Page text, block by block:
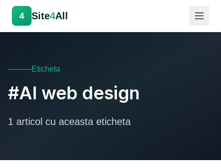
4 Site4All
Eticheta
#AI web design
1 articol cu aceasta eticheta